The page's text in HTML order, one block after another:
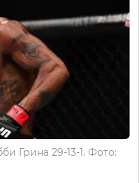
Грина 29-13-1. Фото: